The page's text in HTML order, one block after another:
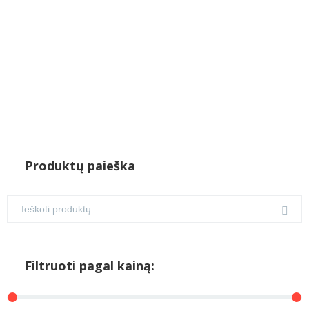
Produktų paieška
Filtruoti pagal kainą: